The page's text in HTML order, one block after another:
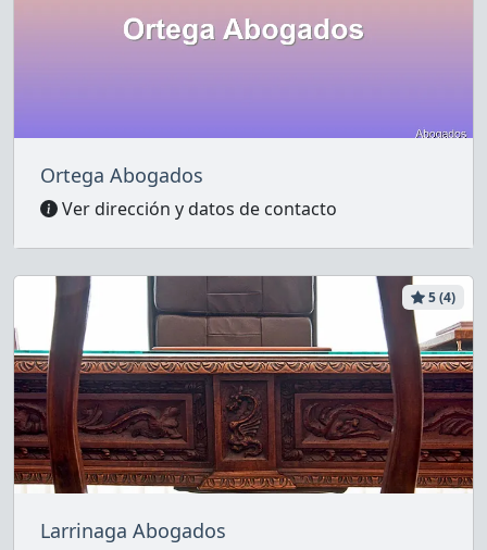
Ortega Abogados
Ver dirección y datos de contacto
5 (4)
Larrinaga Abogados